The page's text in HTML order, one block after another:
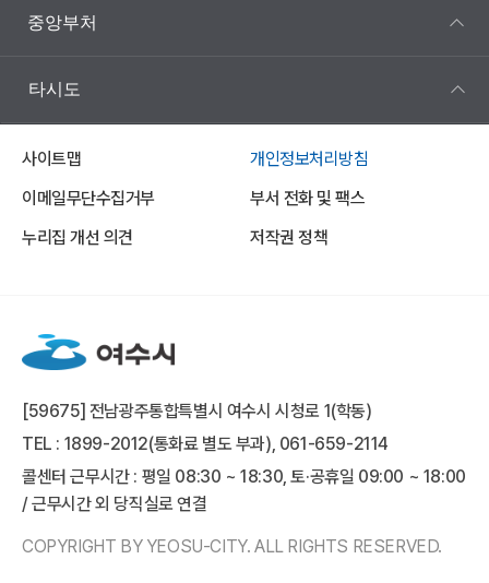
중앙부처
타시도
사이트맵
개인정보처리방침
이메일무단수집거부
부서 전화 및 팩스
누리집 개선 의견
저작권 정책
[59675] 전남광주통합특별시 여수시 시청로 1(학동)
TEL : 1899-2012(통화료 별도 부과), 061-659-2114
콜센터 근무시간 : 평일 08:30 ~ 18:30, 토·공휴일 09:00 ~ 18:00
/ 근무시간 외 당직실로 연결
COPYRIGHT BY YEOSU-CITY. ALL RIGHTS RESERVED.